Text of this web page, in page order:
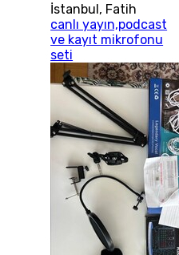
İstanbul, Fatih
canlı yayın,podcast
ve kayıt mikrofonu
seti